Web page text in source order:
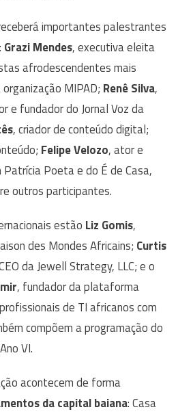
importantes palestrantes
Grazi Mendes, executiva eleita
afrodescendentes mais
MIPAD; Renê Silva,
e fundador do Jornal Voz da
, criador de conteúdo digital;
Felipe Velozo, ator e
Poeta e do É de Casa,
outros participantes.
estão Liz Gomis,
des Mondes Africains; Curtis
da Jewell Strategy, LLC; e o
, fundador da plataforma
de TI africanos com
compõem a programação do
VI.
acontecem de forma
da capital baiana: Casa